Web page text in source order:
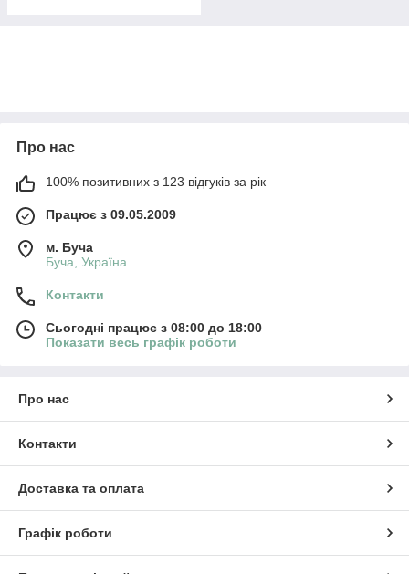
Про нас
100% позитивних з 123 відгуків за рік
Працює з 09.05.2009
м. Буча
Буча, Україна
Контакти
Сьогодні працює з 08:00 до 18:00
Показати весь графік роботи
Про нас
Контакти
Доставка та оплата
Графік роботи